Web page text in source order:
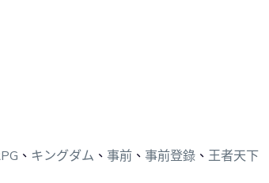
、 キングダム 、 事前、 事前登錄、 王者天下